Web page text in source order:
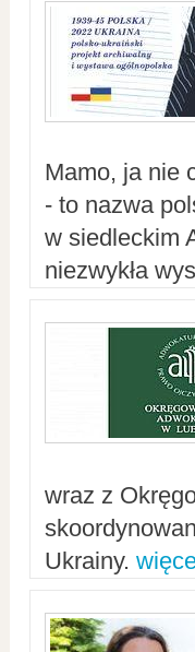
Mamo, ja nie
- to nazwa
w siedleckim
niezwykła
wraz z
Ukrainy.